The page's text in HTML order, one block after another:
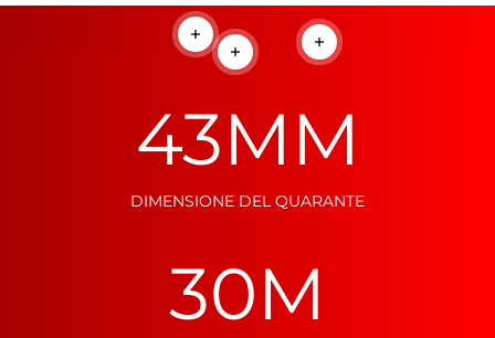
Per saperne di piùPer saperne di più
Per saperne di più
43MM
DIMENSIONE DEL QUARANTE
30M